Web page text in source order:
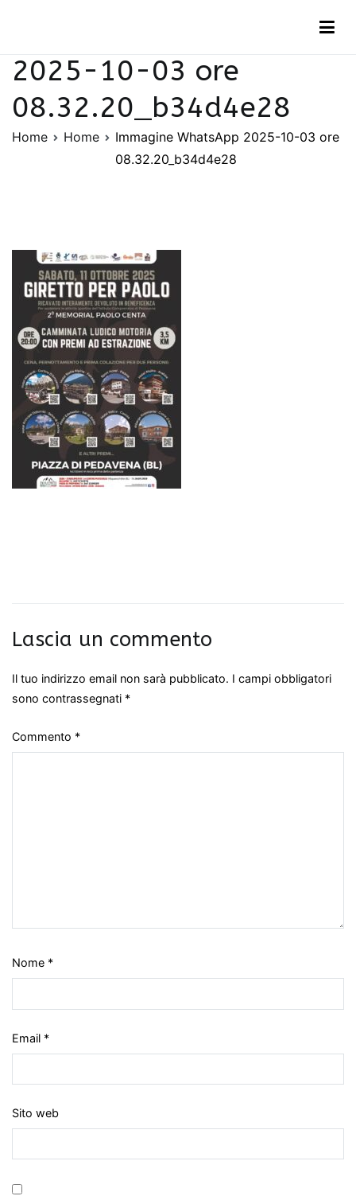
2025-10-03 ore
08.32.20_b34d4e28
Home Home
Immagine WhatsApp 2025-10-03 ore
08.32.20_b34d4e28
Lascia un commento
Il tuo indirizzo email non sarà pubblicato. I campi obbligatori
sono contrassegnati *
Commento *
Nome *
Email *
Sito web